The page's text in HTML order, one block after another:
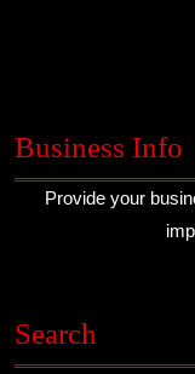
Business Info
Provide your
Search